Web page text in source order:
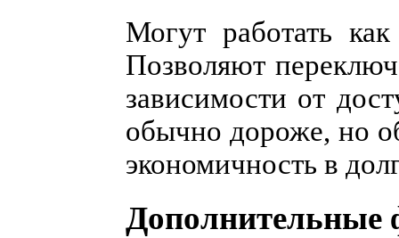
Могут работать
Позволяют
зависимости от
обычно дороже, но
экономичность в
Дополнительные